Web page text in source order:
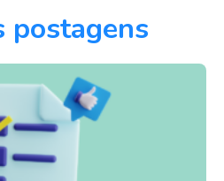
postagens